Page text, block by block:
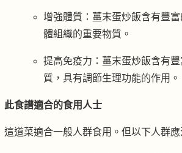
增強體質：薑末蛋炒飯含有豐
體組織的重要物質。
提高免疫力：薑末蛋炒飯含有
質，具有調節生理功能的作用。
此食譜適合的食用人士
這道菜適合一般人群食用。但以下人群應